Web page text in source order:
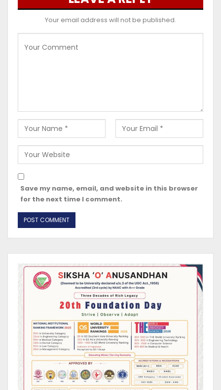
Your email address will not be published.
Save my name, email, and website in this browser
for the next time I comment.